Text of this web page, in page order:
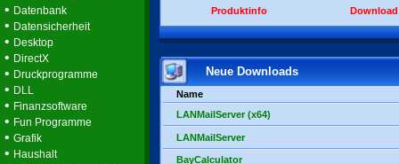
• Datenbank
• Datensicherheit
• Desktop
• DirectX
• Druckprogramme
• DLL
• Finanzsoftware
• Fun Programme
• Grafik
• Haushalt
Produktinfo Download
Neue Downloads
Name
LANMailServer (x64)
LANMailServer
BayCalculator